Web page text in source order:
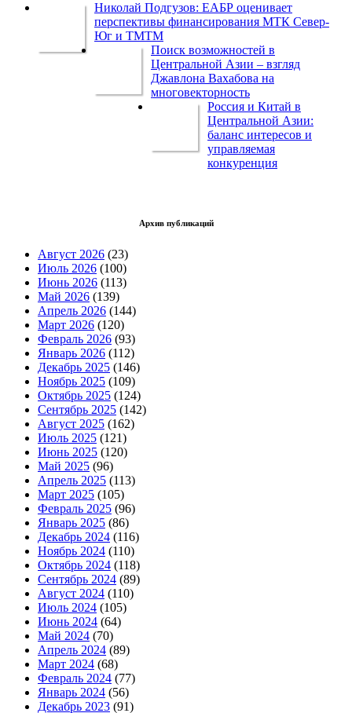
Николай Подгузов: ЕАБР оценивает
перспективы финансирования МТК Север-
Юг и ТМТМ
Поиск возможностей в
Центральной Азии – взгляд
Джавлона Вахабова на
многовекторность
Россия и Китай в
Центральной Азии:
баланс интересов и
управляемая
конкуренция
Архив публикаций
Август 2026 (23)
Июль 2026 (100)
Июнь 2026 (113)
Май 2026 (139)
Апрель 2026 (144)
Март 2026 (120)
Февраль 2026 (93)
Январь 2026 (112)
Декабрь 2025 (146)
Ноябрь 2025 (109)
Октябрь 2025 (124)
Сентябрь 2025 (142)
Август 2025 (162)
Июль 2025 (121)
Июнь 2025 (120)
Май 2025 (96)
Апрель 2025 (113)
Март 2025 (105)
Февраль 2025 (96)
Январь 2025 (86)
Декабрь 2024 (116)
Ноябрь 2024 (110)
Октябрь 2024 (118)
Сентябрь 2024 (89)
Август 2024 (110)
Июль 2024 (105)
Июнь 2024 (64)
Май 2024 (70)
Апрель 2024 (89)
Март 2024 (68)
Февраль 2024 (77)
Январь 2024 (56)
Декабрь 2023 (91)